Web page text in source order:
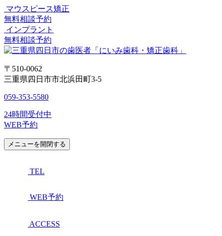
マウスピース矯正
無料相談予約
インプラント
無料相談予約
〒510-0062
三重県四日市市北浜田町3-5
059-353-5580
24時間受付中
WEB予約
メニューを開閉する
TEL
WEB予約
ACCESS